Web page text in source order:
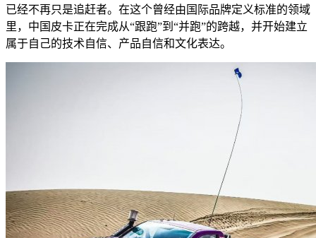
已经不再只是追赶者。在这个曾经由国际品牌定义标准的领域
里，中国皮卡正在完成从“跟跑”到“并跑”的跨越，并开始建立
属于自己的技术自信、产品自信和文化表达。